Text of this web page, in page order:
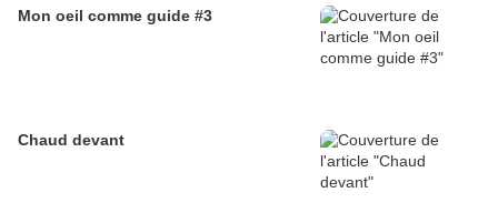
Mon oeil comme guide #3
Chaud devant